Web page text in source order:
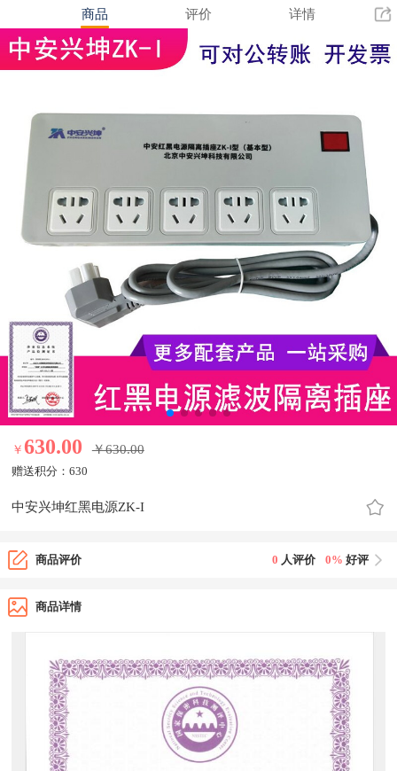
商品 评价 详情
￥ 630.00 ￥630.00
赠送积分： 630
中安兴坤红黑电源ZK-I
商品评价 0 人评价 0% 好评
商品详情